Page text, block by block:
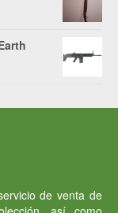
de venta de